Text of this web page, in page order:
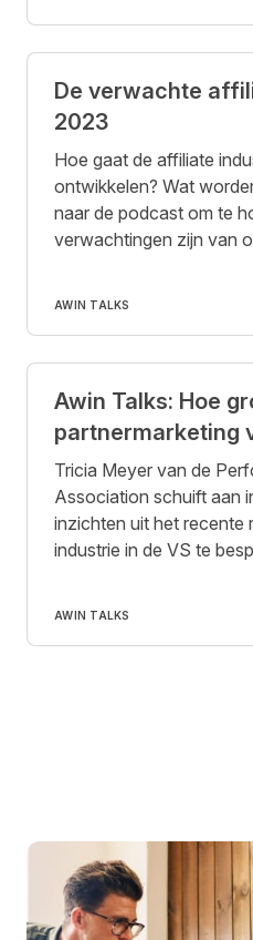
De verwachte
2023
Hoe gaat de affiliate
ontwikkelen? Wat
naar de podcast om te
verwachtingen zijn van
AWIN TALKS
Awin Talks: Hoe
partnermarketing
Tricia Meyer van de
Association schuift aan
inzichten uit het recente
industrie in de VS te
AWIN TALKS